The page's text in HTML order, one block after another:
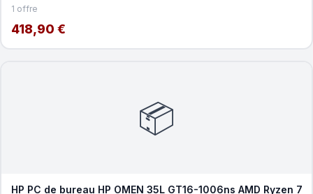
1 offre
418,90 €
📦
HP PC de bureau HP OMEN 35L GT16-1006ns AMD Ryzen 7